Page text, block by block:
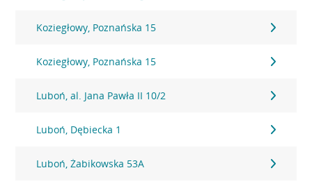
Koziegłowy, Poznańska 15
Koziegłowy, Poznańska 15
Luboń, al. Jana Pawła II 10/2
Luboń, Dębiecka 1
Luboń, Żabikowska 53A